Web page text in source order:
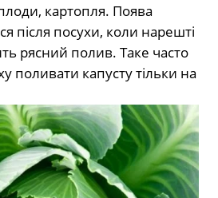
картопля. Поява
після посухи, коли нарешті
рясний полив. Таке часто
поливати капусту тільки на